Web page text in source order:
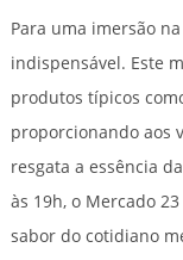
Para uma imersão
indispensável. Este
produtos típicos
proporcionando aos
resgata a essência
às 19h, o Mercado
sabor do cotidiano